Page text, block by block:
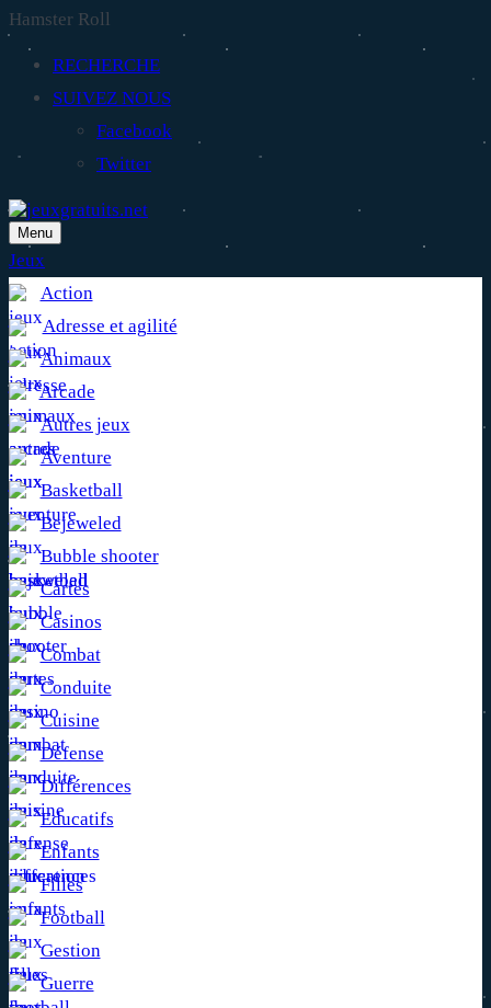
Hamster Roll
RECHERCHE
SUIVEZ NOUS
Facebook
Twitter
Menu
Jeux
Action
Adresse et agilité
Animaux
Arcade
Autres jeux
Aventure
Basketball
Bejeweled
Bubble shooter
Cartes
Casinos
Combat
Conduite
Cuisine
Défense
Différences
Educatifs
Enfants
Filles
Football
Gestion
Guerre